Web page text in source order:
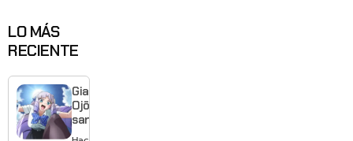
LO MÁS
RECIENTE
Giant
Ojō-
sama
revela